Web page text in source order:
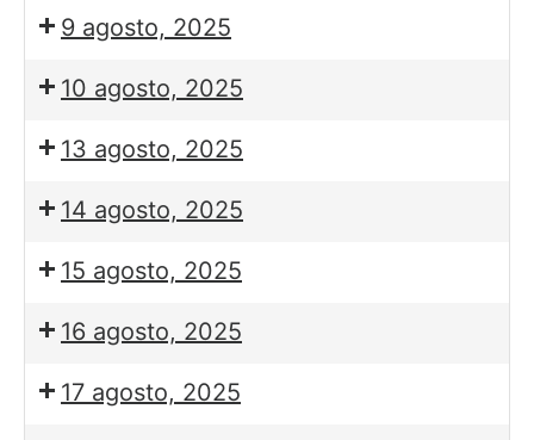
9 agosto, 2025
10 agosto, 2025
13 agosto, 2025
14 agosto, 2025
15 agosto, 2025
16 agosto, 2025
17 agosto, 2025